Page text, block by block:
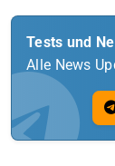
Tests und
Alle News